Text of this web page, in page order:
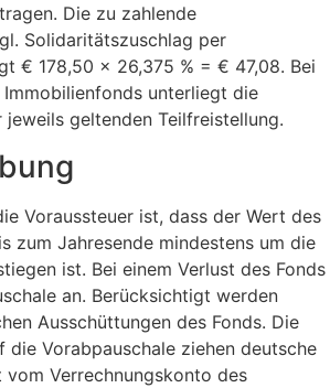
Die zu zahlende
Solidaritätszuschlag per
€ 178,50 x 26,375 % = € 47,08. Bei
unterliegt die
jeweils geltenden Teilfreistellung.
Voraussteuer ist, dass der Wert des
zum Jahresende mindestens um die
ist. Bei einem Verlust des Fonds
an. Berücksichtigt werden
Ausschüttungen des Fonds. Die
die Vorabpauschale ziehen deutsche
Verrechnungskonto des